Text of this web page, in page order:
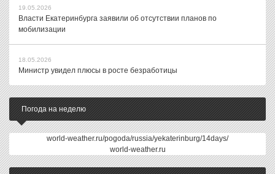
19.05.2026
Власти Екатеринбурга заявили об отсутствии планов по
мобилизации
18.05.2026
Министр увидел плюсы в росте безработицы
Погода на неделю
world-weather.ru/pogoda/russia/yekaterinburg/14days/
world-weather.ru